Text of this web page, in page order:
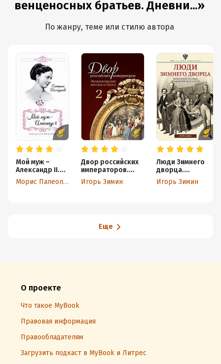
венценосных братьев. Дневни...»
По жанру, теме или стилю автора
Мой муж –
Александр II.
Жизнь в тени
императора
Морис Палеолог
Двор российских
императоров.
Энциклопедия
жизни и быта. В 2
Игорь Зимин
Люди Зимнего
дворца.
Монаршие
особы, их
Игорь Зимин
Еще
О проекте
Что такое MyBook
Правовая информация
Правообладателям
Загрузить подкаст в MyBook и Литрес